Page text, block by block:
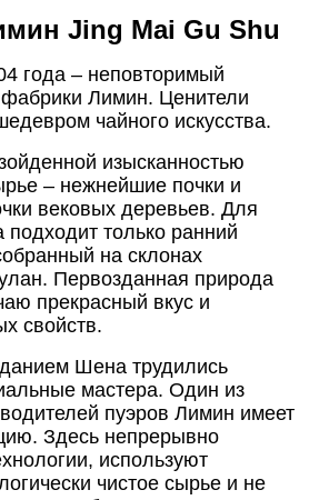
Jing Mai Gu Shu
года – неповторимый
Лимин. Ценители
чайного искусства.
изысканностью
– нежнейшие почки и
вековых деревьев. Для
только ранний
на склонах
Первозданная природа
прекрасный вкус и
свойств.
Шена трудились
мастера. Один из
пуэров Лимин имеет
Здесь непрерывно
используют
чистое сырье и не